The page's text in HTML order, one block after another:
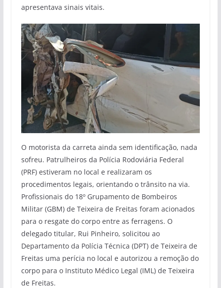
apresentava sinais vitais.
O motorista da carreta ainda sem identificação, nada
sofreu. Patrulheiros da Polícia Rodoviária Federal
(PRF) estiveram no local e realizaram os
procedimentos legais, orientando o trânsito na via.
Profissionais do 18º Grupamento de Bombeiros
Militar (GBM) de Teixeira de Freitas foram acionados
para o resgate do corpo entre as ferragens. O
delegado titular, Rui Pinheiro, solicitou ao
Departamento da Polícia Técnica (DPT) de Teixeira de
Freitas uma perícia no local e autorizou a remoção do
corpo para o Instituto Médico Legal (IML) de Teixeira
de Freitas.